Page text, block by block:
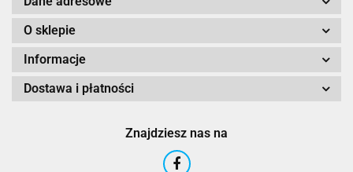
O sklepie
Informacje
Dostawa i płatności
Znajdziesz nas na